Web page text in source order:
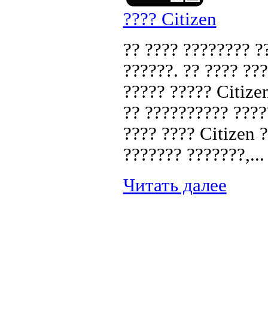
???? Citizen
?? ???? ????????
??????. ?? ????
????? ?????
?? ??????????
???? ???? Citizen
??????? ???????,...
Читать далее